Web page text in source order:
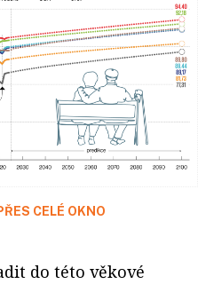
CELÉ OKNO
do této věkové